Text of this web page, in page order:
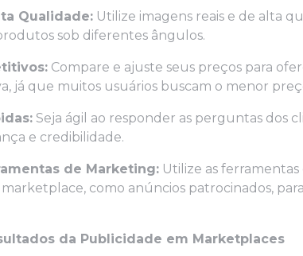
Qualidade: Utilize imagens reais e de alta
sob diferentes ângulos.
Compare e ajuste seus preços para
já que muitos usuários buscam o menor
Seja ágil ao responder as perguntas dos
e credibilidade.
de Marketing: Utilize as
como anúncios patrocinados,
da Publicidade em Marketplaces